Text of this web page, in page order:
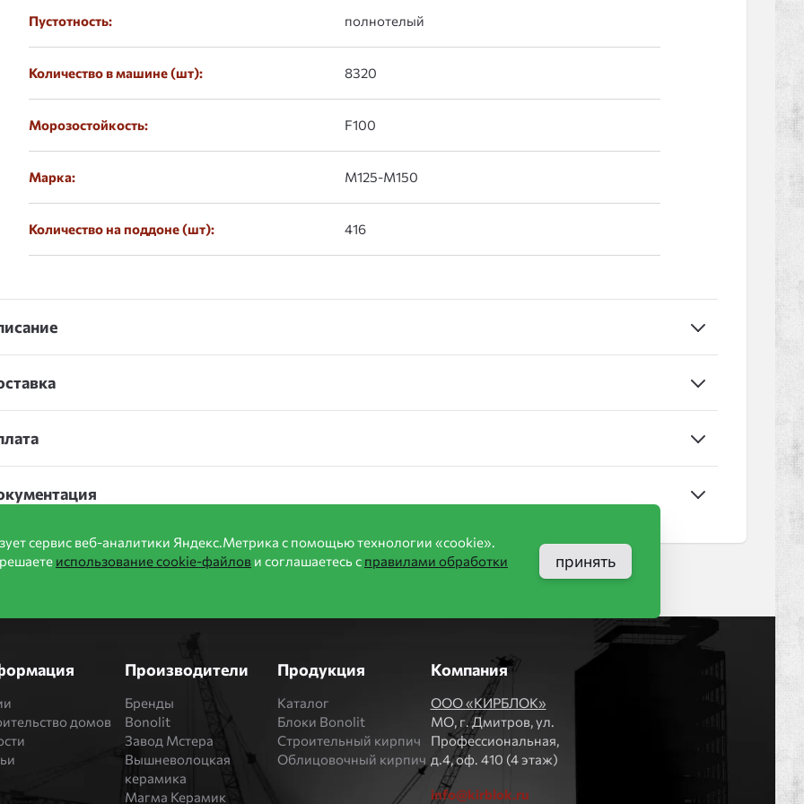
Пустотность: полнотелый
Количество в машине (шт): 8320
Морозостойкость: F100
Марка: М125-М150
Количество на поддоне (шт): 416
домов
Производители
Бренды
Bonolit
Завод Мстера
Вышневолоцкая
керамика
Магма Керамик
Продукция
Каталог
Блоки Bonolit
Строительный кирпич
Облицовочный кирпич
Компания
ООО «КИРБЛОК»
МO, г. Дмитров, ул.
Профессиональная,
д.4, оф. 410 (4 этаж)
info@kirblok.ru
сервис веб-аналитики Яндекс.Метрика с помощью технологии «cookie».
использование cookie-файлов и соглашаетесь с правилами обработки принять